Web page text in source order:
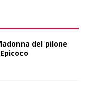
del pilone